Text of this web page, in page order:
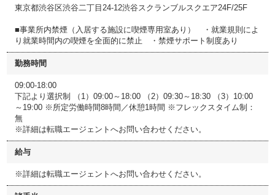
東京都渋谷区渋谷二丁目24-12渋谷スクランブルスクエア24F/25F
■事業所内禁煙（入居する施設に喫煙専用室あり） ・就業規則によ
り就業時間内の喫煙を全面的に禁止 ・禁煙サポート制度あり
勤務時間
09:00-18:00
下記より選択制 （1）09:00～18:00 （2）09:30～18:30 （3）10:00
～19:00 ※所定労働時間8時間／休憩1時間 ※フレックスタイム制：
無
※詳細は転職エージェントへお問い合わせください。
給与
※詳細は転職エージェントへお問い合わせください。